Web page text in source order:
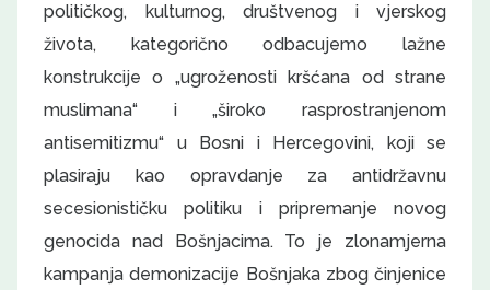
političkog, kulturnog, društvenog i vjerskog
života, kategorično odbacujemo lažne
konstrukcije o „ugroženosti kršćana od strane
muslimana“ i „široko rasprostranjenom
antisemitizmu“ u Bosni i Hercegovini, koji se
plasiraju kao opravdanje za antidržavnu
secesionističku politiku i pripremanje novog
genocida nad Bošnjacima. To je zlonamjerna
kampanja demonizacije Bošnjaka zbog činjenice